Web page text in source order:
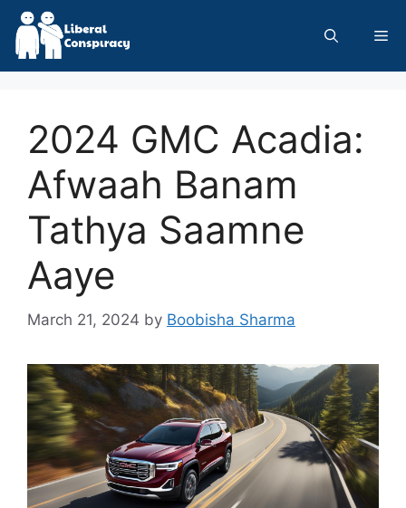
Skip
content
2024 GMC Acadia:
Afwaah Banam
Tathya Saamne
Aaye
March 21, 2024 by Boobisha Sharma